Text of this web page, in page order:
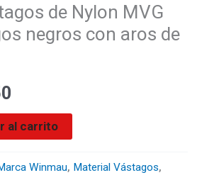
de Nylon MVG
negros con aros de
al carrito
Winmau, Material Vástagos,